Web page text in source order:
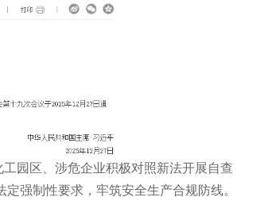
工园区、涉危企业积极对照新法开展自查
定强制性要求 ，牢筑安全生产合规防线。